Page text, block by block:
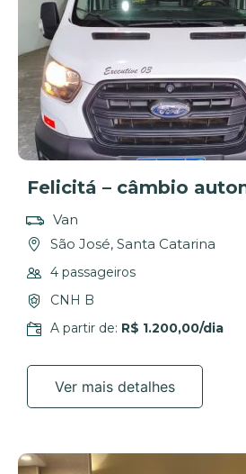
Felicitá – câmbio
Van
São José, Santa Catarina
4 passageiros
CNH B
A partir de: R$ 1.200,00/dia
Ver mais detalhes